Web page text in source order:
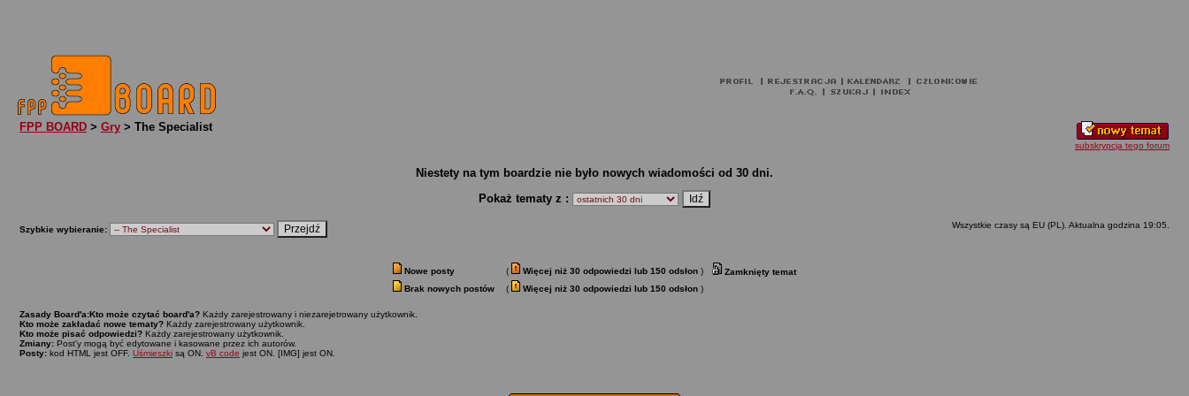
FPP BOARD > Gry > The Specialist
subskrypcja tego forum
Niestety na tym boardzie nie było nowych wiadomości od 30 dni.
Pokaż tematy z :
Szybkie wybieranie: Wszystkie czasy są EU (PL). Aktualna godzina 19:05.
Nowe posty ( Więcej niż 30 odpowiedzi lub 150 odsłon )
Zamknięty temat
Brak nowych postów
( Więcej niż 30 odpowiedzi lub 150 odsłon )
Zasady Board'a:Kto może czytać board'a? Każdy zarejestrowany i niezarejetrowany użytkownik.
Kto może zakładać nowe tematy? Każdy zarejestrowany użytkownik.
Kto może pisać odpowiedzi? Każdy zarejestrowany użytkownik.
Zmiany: Post'y mogą być edytowane i kasowane przez ich autorów.
Posty: kod HTML jest OFF. Uśmieszki są ON. vB code jest ON. [IMG] jest ON.